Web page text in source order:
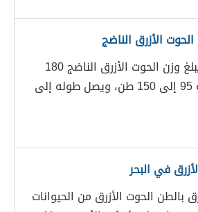
الأزرق الناضج
وزن الحوت الأزرق يبلغ وزن الحوت الأزرق الناضج 180
طن، ومتوسط وزنه 95 إلى 150 طن، ويصل طوله إلى
في البحر
بالطن الحوت الأزرق من الحيوانات